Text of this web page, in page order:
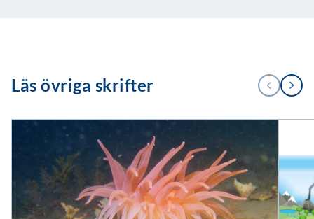
Läs övriga skrifter
1
/
FÖREGÅENDE
NÄSTA